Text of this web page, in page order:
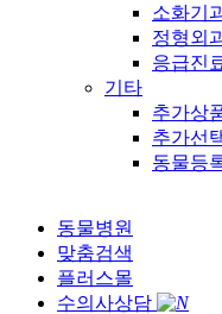
소화기
정형외
응급진
기타
추가상
추가선
동물등
동물병원
맞춤검색
플러스몰
수의사상담